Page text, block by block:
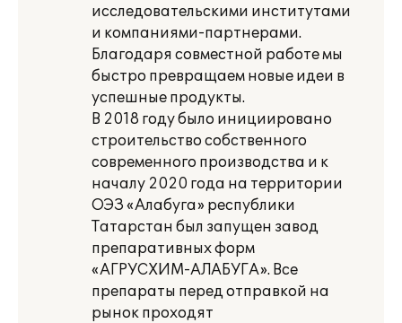
исследовательскими институтами
и компаниями-партнерами.
Благодаря совместной работе мы
быстро превращаем новые идеи в
успешные продукты.
В 2018 году было инициировано
строительство собственного
современного производства и к
началу 2020 года на территории
ОЭЗ «Алабуга» республики
Татарстан был запущен завод
препаративных форм
«АГРУСХИМ-АЛАБУГА». Все
препараты перед отправкой на
рынок проходят